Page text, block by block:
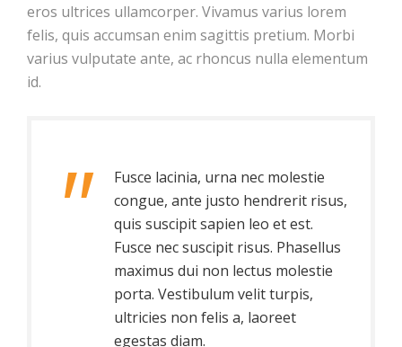
eros ultrices ullamcorper. Vivamus varius lorem
felis, quis accumsan enim sagittis pretium. Morbi
varius vulputate ante, ac rhoncus nulla elementum
id.
Fusce lacinia, urna nec molestie
congue, ante justo hendrerit risus,
quis suscipit sapien leo et est.
Fusce nec suscipit risus. Phasellus
maximus dui non lectus molestie
porta. Vestibulum velit turpis,
ultricies non felis a, laoreet
egestas diam.